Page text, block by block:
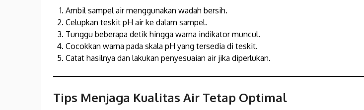
Ambil sampel air menggunakan wadah bersih.
Celupkan teskit pH air ke dalam sampel.
Tunggu beberapa detik hingga warna indikator muncul.
Cocokkan warna pada skala pH yang tersedia di teskit.
Catat hasilnya dan lakukan penyesuaian air jika diperlukan.
Tips Menjaga Kualitas Air Tetap Optimal